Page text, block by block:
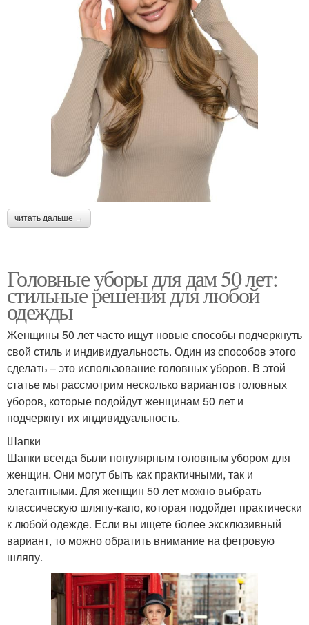
читать дальше →
Головные уборы для дам 50 лет:
стильные решения для любой
одежды
Женщины 50 лет часто ищут новые способы подчеркнуть
свой стиль и индивидуальность. Один из способов этого
сделать – это использование головных уборов. В этой
статье мы рассмотрим несколько вариантов головных
уборов, которые подойдут женщинам 50 лет и
подчеркнут их индивидуальность.
Шапки
Шапки всегда были популярным головным убором для
женщин. Они могут быть как практичными, так и
элегантными. Для женщин 50 лет можно выбрать
классическую шляпу-капо, которая подойдет практически
к любой одежде. Если вы ищете более эксклюзивный
вариант, то можно обратить внимание на фетровую
шляпу.